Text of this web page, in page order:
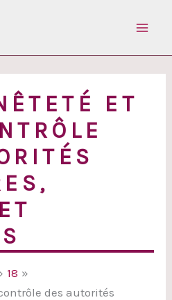
ET
18
des autorités